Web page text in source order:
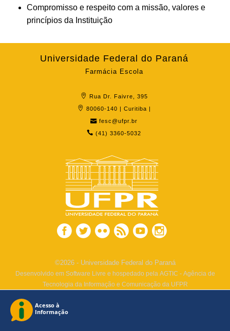
Compromisso e respeito com a missão, valores e
princípios da Instituição
Universidade Federal do Paraná
Farmácia Escola
Rua Dr. Faivre, 395
80060-140 | Curitiba |
fesc@ufpr.br
(41) 3360-5032
©2026 - Universidade Federal do Paraná
Desenvolvido em Software Livre e hospedado pela AGTIC - Agência de
Tecnologia da Informação e Comunicação da UFPR